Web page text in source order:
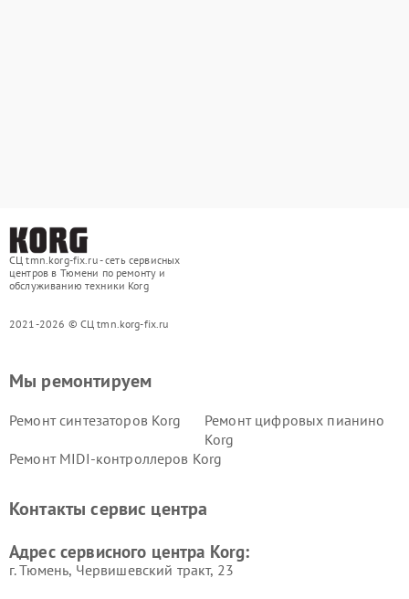
СЦ tmn.korg-fix.ru - сеть сервисных
центров в Тюмени по ремонту и
обслуживанию техники Korg
2021-2026 © СЦ tmn.korg-fix.ru
Мы ремонтируем
Ремонт синтезаторов Korg
Ремонт цифровых пианино
Korg
Ремонт MIDI-контроллеров Korg
Контакты сервис центра
Адрес сервисного центра Korg:
г. Тюмень, ​Червишевский тракт, 23